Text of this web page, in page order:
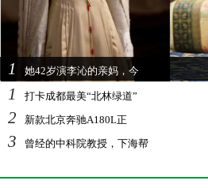
1 她42岁演李沁的亲妈，今
1 打卡成都最美“北林绿道”
2 新款北京奔驰A180L正
3 曾经的中科院教授，下海帮